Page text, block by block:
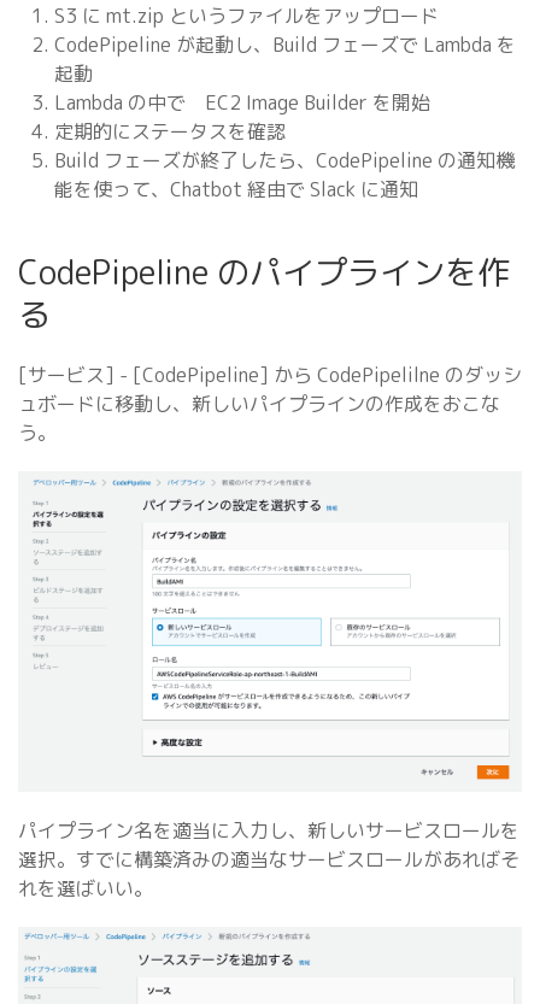
S3 に mt.zip というファイルをアップロード
CodePipeline が起動し、Build フェーズで Lambda を
起動
Lambda の中で EC2 Image Builder を開始
定期的にステータスを確認
Build フェーズが終了したら、CodePipeline の通知機
能を使って、Chatbot 経由で Slack に通知
CodePipeline のパイプラインを作
る
[サービス] - [CodePipeline] から CodePipelilne のダッシ
ュボードに移動し、新しいパイプラインの作成をおこな
う。
パイプライン名を適当に入力し、新しいサービスロールを
選択。すでに構築済みの適当なサービスロールがあればそ
れを選ばいい。